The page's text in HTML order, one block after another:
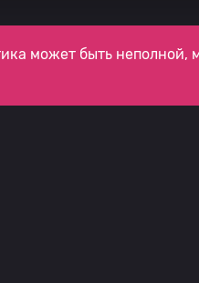
может быть неполной,